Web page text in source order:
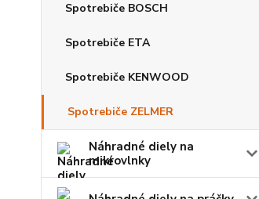
Spotrebiče BOSCH
Spotrebiče ETA
Spotrebiče KENWOOD
Spotrebiče ZELMER
Náhradné diely na
mikrovlnky